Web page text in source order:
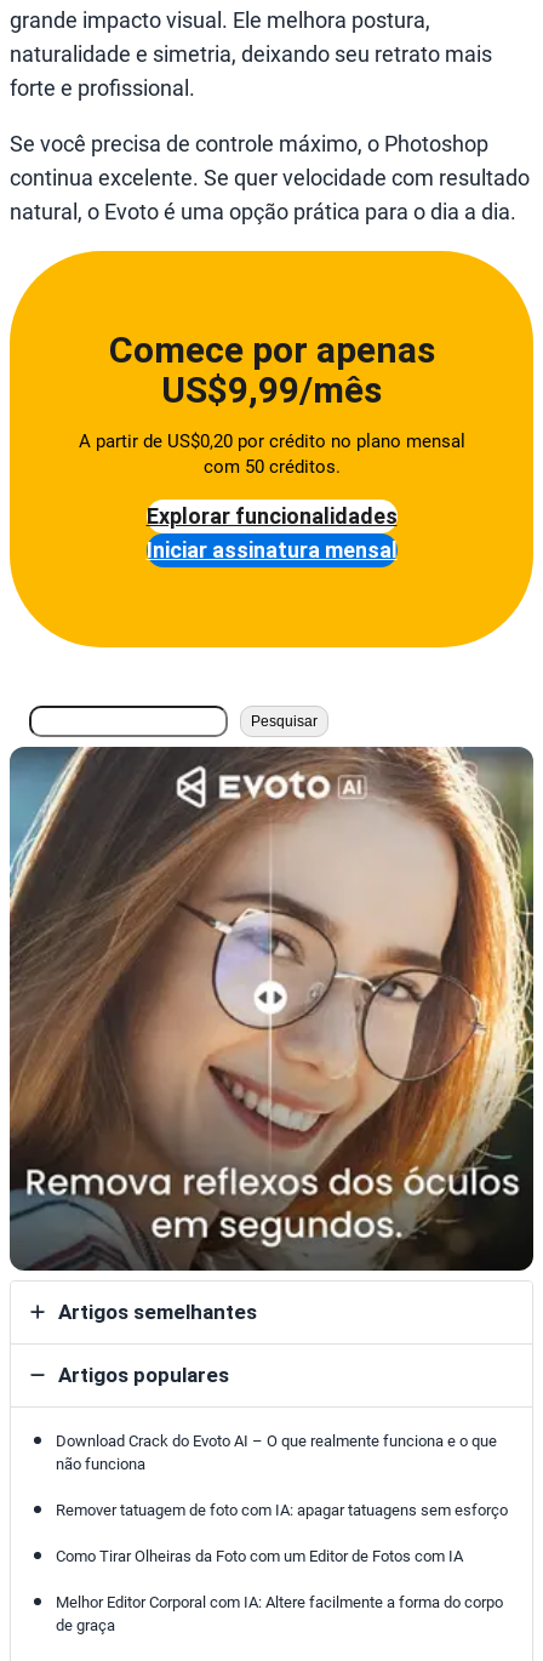
grande impacto visual. Ele melhora postura,
naturalidade e simetria, deixando seu retrato mais
forte e profissional.
Se você precisa de controle máximo, o Photoshop
continua excelente. Se quer velocidade com resultado
natural, o Evoto é uma opção prática para o dia a dia.
Comece por apenas
US$9,99/mês
A partir de US$0,20 por crédito no plano mensal
com 50 créditos.
Explorar funcionalidades
Iniciar assinatura mensal
搜
索
Pesquisar
Artigos semelhantes
Artigos populares
Download Crack do Evoto AI – O que realmente funciona e o que
não funciona
Remover tatuagem de foto com IA: apagar tatuagens sem esforço
Como Tirar Olheiras da Foto com um Editor de Fotos com IA
Melhor Editor Corporal com IA: Altere facilmente a forma do corpo
de graça